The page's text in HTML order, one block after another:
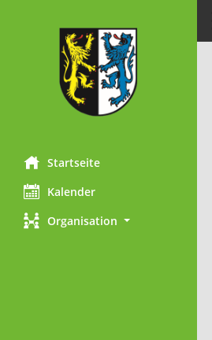
Startseite
Kalender
Organisation